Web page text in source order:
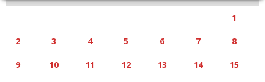
1
2 3 4 5 6 7 8
9 10 11 12 13 14 15